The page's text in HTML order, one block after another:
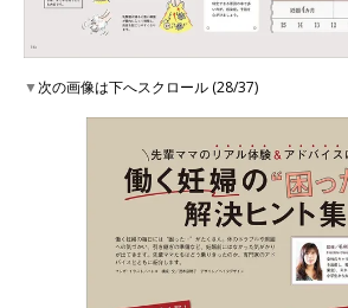
▼次の画像は下へスクロール (28/37)